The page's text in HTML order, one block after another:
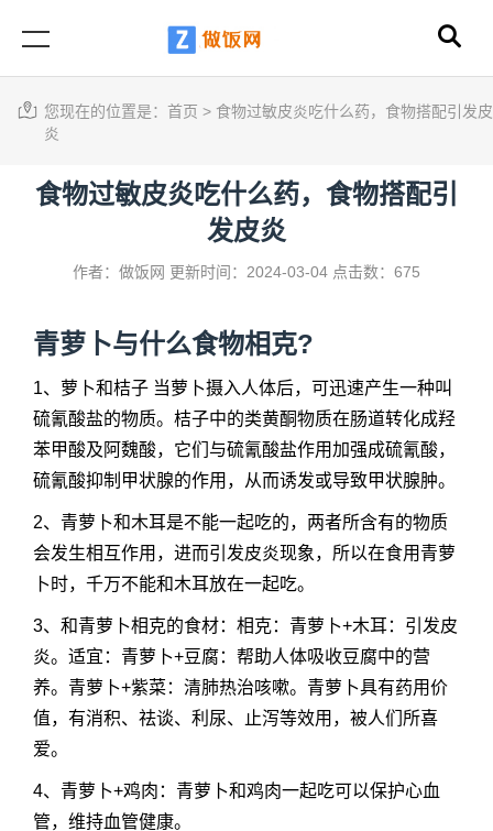
您现在的位置是： 首页 > 食物过敏皮炎吃什么药，食物搭配引发皮
炎
食物过敏皮炎吃什么药，食物搭配引
发皮炎
作者：做饭网 更新时间：2024-03-04 点击数：675
青萝卜与什么食物相克?
1、萝卜和桔子 当萝卜摄入人体后，可迅速产生一种叫
硫氰酸盐的物质。桔子中的类黄酮物质在肠道转化成羟
苯甲酸及阿魏酸，它们与硫氰酸盐作用加强成硫氰酸，
硫氰酸抑制甲状腺的作用，从而诱发或导致甲状腺肿。
2、青萝卜和木耳是不能一起吃的，两者所含有的物质
会发生相互作用，进而引发皮炎现象，所以在食用青萝
卜时，千万不能和木耳放在一起吃。
3、和青萝卜相克的食材：相克：青萝卜+木耳：引发皮
炎。适宜：青萝卜+豆腐：帮助人体吸收豆腐中的营
养。青萝卜+紫菜：清肺热治咳嗽。青萝卜具有药用价
值，有消积、祛谈、利尿、止泻等效用，被人们所喜
爱。
4、青萝卜+鸡肉：青萝卜和鸡肉一起吃可以保护心血
管，维持血管健康。